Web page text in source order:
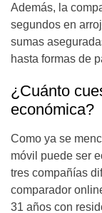
Además, la
segundos en
sumas
hasta formas de
¿Cuánto
económica?
Como ya se
móvil puede ser
tres compañías
comparador
31 años con